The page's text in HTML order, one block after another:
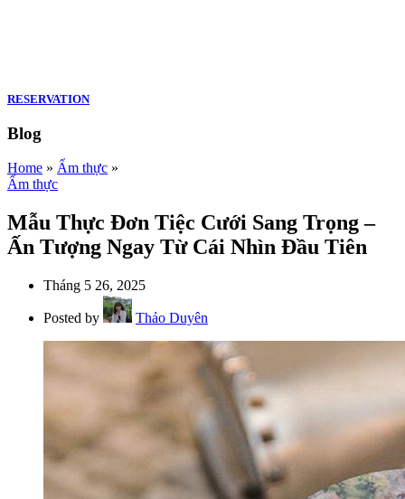
RESERVATION
Blog
Home » Ẩm thực »
Ẩm thực
Mẫu Thực Đơn Tiệc Cưới Sang Trọng –
Ấn Tượng Ngay Từ Cái Nhìn Đầu Tiên
Tháng 5 26, 2025
Posted by Thảo Duyên